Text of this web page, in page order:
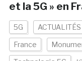
et la 5G » en
5G ACTUALITÉS
France